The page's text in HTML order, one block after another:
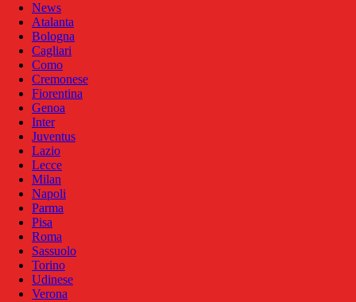
News
Atalanta
Bologna
Cagliari
Como
Cremonese
Fiorentina
Genoa
Inter
Juventus
Lazio
Lecce
Milan
Napoli
Parma
Pisa
Roma
Sassuolo
Torino
Udinese
Verona